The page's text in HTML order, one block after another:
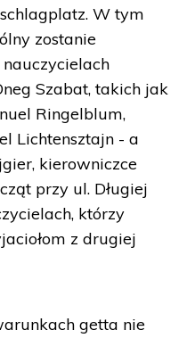
W tym
zostanie
Szabat, takich jak
Ringelblum,
Lichtensztajn - a
kierowniczce
przy ul. Długiej
którzy
z drugiej
getta nie